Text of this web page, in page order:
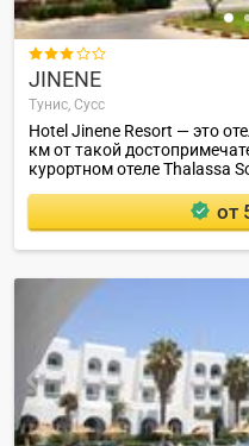

JINENE
Тунис, Сусс
Hotel Jinene Resort — это
км от такой
курортном отеле Thalassa
от